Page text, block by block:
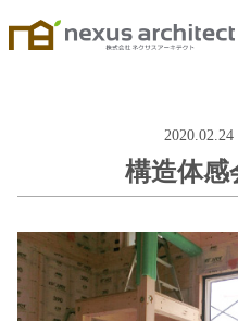
構造体感